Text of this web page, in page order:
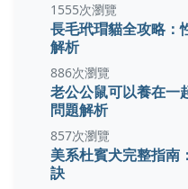
1555次瀏覽
長毛玳瑁貓全攻略：
解析
886次瀏覽
老公公鼠可以養在一
問題解析
857次瀏覽
美系杜賓犬完整指南
訣